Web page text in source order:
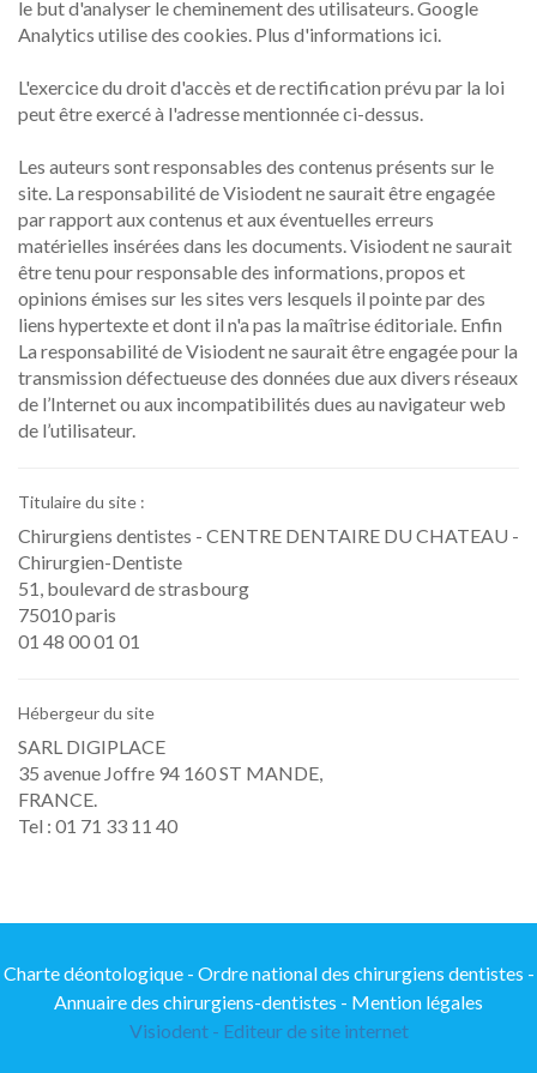
le but d'analyser le cheminement des utilisateurs. Google
Analytics utilise des cookies. Plus d'informations ici.
L'exercice du droit d'accès et de rectification prévu par la loi
peut être exercé à l'adresse mentionnée ci-dessus.
Les auteurs sont responsables des contenus présents sur le
site. La responsabilité de Visiodent ne saurait être engagée
par rapport aux contenus et aux éventuelles erreurs
matérielles insérées dans les documents. Visiodent ne saurait
être tenu pour responsable des informations, propos et
opinions émises sur les sites vers lesquels il pointe par des
liens hypertexte et dont il n'a pas la maîtrise éditoriale. Enfin
La responsabilité de Visiodent ne saurait être engagée pour la
transmission défectueuse des données due aux divers réseaux
de l’Internet ou aux incompatibilités dues au navigateur web
de l’utilisateur.
Titulaire du site :
Chirurgiens dentistes - CENTRE DENTAIRE DU CHATEAU -
Chirurgien-Dentiste
51, boulevard de strasbourg
75010 paris
01 48 00 01 01
Hébergeur du site
SARL DIGIPLACE
35 avenue Joffre 94 160 ST MANDE,
FRANCE.
Tel : 01 71 33 11 40
Charte déontologique - Ordre national des chirurgiens dentistes -
Annuaire des chirurgiens-dentistes - Mention légales
Visiodent - Editeur de site internet